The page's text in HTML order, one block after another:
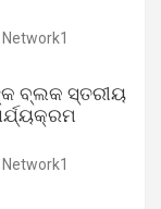
ବ୍ଲକ ସ୍ତରୀୟ